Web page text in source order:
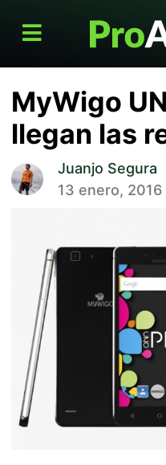
MyWigo
llegan las
Juanjo Segura
13 enero, 2016